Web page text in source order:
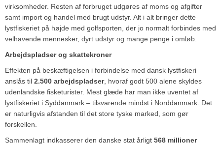
virksomheder. Resten af forbruget udgøres af moms og afgifter
samt import og handel med brugt udstyr. Alt i alt bringer dette
lystfiskeriet på højde med golfsporten, der jo normalt forbindes med
velhavende mennesker, dyrt udstyr og mange penge i omløb.
Arbejdspladser og skattekroner
Effekten på beskæftigelsen i forbindelse med dansk lystfiskeri
anslås til 2.500 arbejdspladser, hvoraf godt 500 alene skyldes
udenlandske fisketurister. Mest glæde har man ikke uventet af
lystfiskeriet i Syddanmark – tilsvarende mindst i Norddanmark. Det
er naturligvis afstanden til det store tyske marked, som gør
forskellen.
Sammenlagt indkasserer den danske stat årligt 568 millioner